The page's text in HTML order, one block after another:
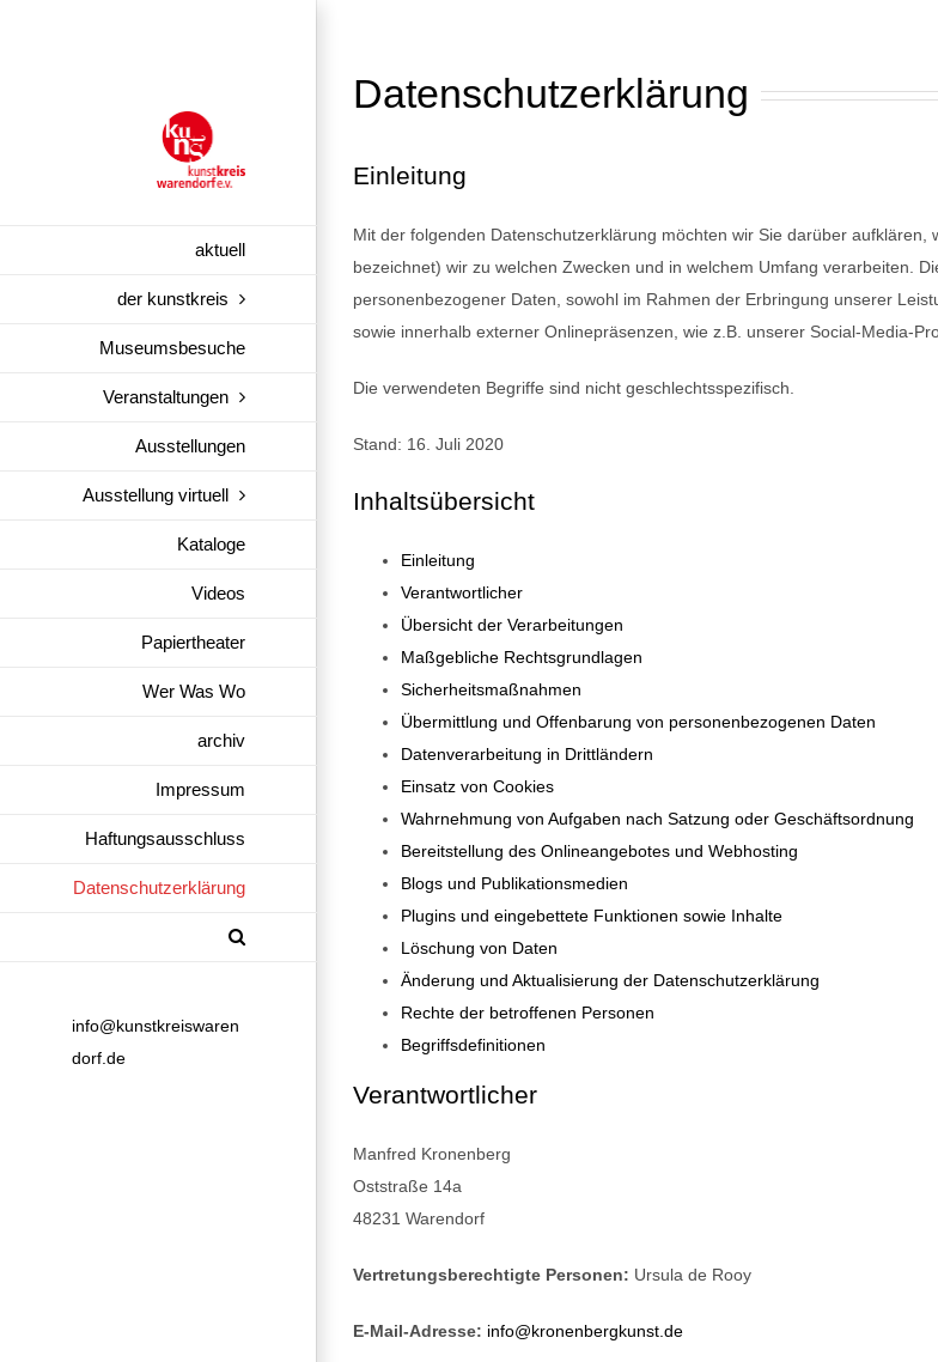
aktuell
der kunstkreis
Museumsbesuche
Veranstaltungen
Ausstellungen
Ausstellung virtuell
Kataloge
Videos
Papiertheater
Wer Was Wo
archiv
Impressum
Haftungsausschluss
Datenschutzerklärung
info@kunstkreiswaren
dorf.de
Datenschutzerklärung
Einleitung
Mit der folgenden Datenschutzerklärung möchten wir Sie darüber
bezeichnet) wir zu welchen Zwecken und in welchem Umfang verarbeiten.
personenbezogener Daten, sowohl im Rahmen der Erbringung unserer
sowie innerhalb externer Onlinepräsenzen, wie z.B. unserer Social-Media-
Die verwendeten Begriffe sind nicht geschlechtsspezifisch.
Stand: 16. Juli 2020
Inhaltsübersicht
Einleitung
Verantwortlicher
Übersicht der Verarbeitungen
Maßgebliche Rechtsgrundlagen
Sicherheitsmaßnahmen
Übermittlung und Offenbarung von personenbezogenen Daten
Datenverarbeitung in Drittländern
Einsatz von Cookies
Wahrnehmung von Aufgaben nach Satzung oder Geschäftsordnung
Bereitstellung des Onlineangebotes und Webhosting
Blogs und Publikationsmedien
Plugins und eingebettete Funktionen sowie Inhalte
Löschung von Daten
Änderung und Aktualisierung der Datenschutzerklärung
Rechte der betroffenen Personen
Begriffsdefinitionen
Verantwortlicher
Manfred Kronenberg
Oststraße 14a
48231 Warendorf
Vertretungsberechtigte Personen: Ursula de Rooy
E-Mail-Adresse: info@kronenbergkunst.de